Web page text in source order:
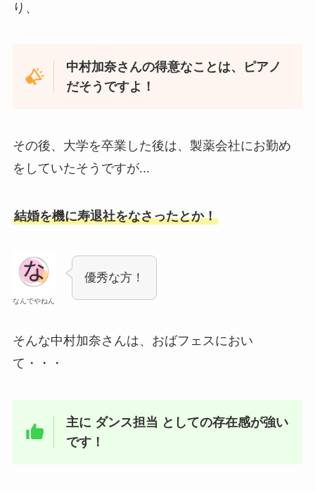
り、
中村加奈さんの得意なことは、ピアノ
だそうですよ！
その後、大学を卒業した後は、製薬会社にお勤め
をしていたそうですが...
結婚を機に寿退社をなさったとか！
なんでやねん
優秀な方！
そんな中村加奈さんは、おばフェスにおい
て・・・
主に ダンス担当 としての存在感が強い
です！